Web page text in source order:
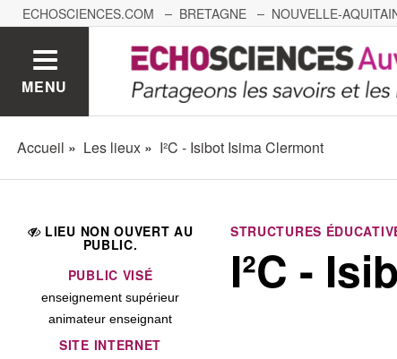
ECHOSCIENCES.COM BRETAGNE NOUVELLE-
GRENOBLE GRAND EST
MENU
Accueil Les lieux I²C - Isibot Isima Clermont
STRUCTURES
I²C -
LIEU NON OUVERT AU
PUBLIC.
PUBLIC VISÉ
enseignement supérieur
animateur enseignant
SITE INTERNET